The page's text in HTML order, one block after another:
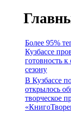
Более 95%
Кузбассе
готовность
сезону
В Кузбассе
открылось
творческое